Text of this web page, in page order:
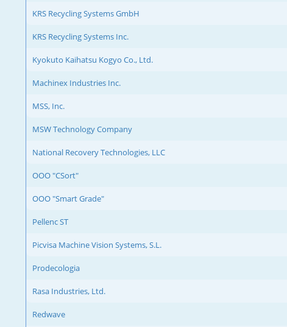
KRS Recycling Systems GmbH
KRS Recycling Systems Inc.
Kyokuto Kaihatsu Kogyo Co., Ltd.
Machinex Industries Inc.
MSS, Inc.
MSW Technology Company
National Recovery Technologies, LLC
OOO "CSort"
OOO "Smart Grade"
Pellenc ST
Picvisa Machine Vision Systems, S.L.
Prodecologia
Rasa Industries, Ltd.
Redwave